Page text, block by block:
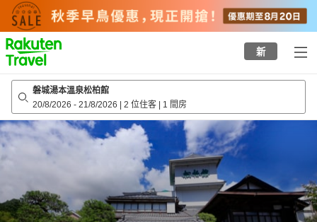
to
top
page
新
磐城湯本溫泉松柏館
20/8/2026 - 21/8/2026 | 2 位住客 | 1 間房